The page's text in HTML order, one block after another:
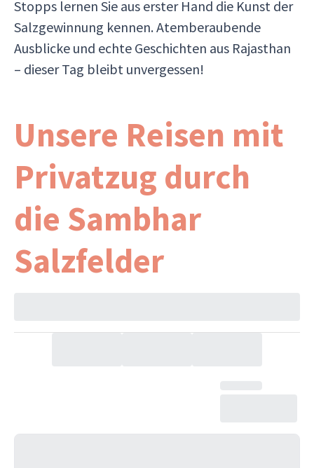
Stopps lernen Sie aus erster Hand die Kunst der
Salzgewinnung kennen. Atemberaubende
Ausblicke und echte Geschichten aus Rajasthan
– dieser Tag bleibt unvergessen!
Unsere Reisen mit
Privatzug durch
die Sambhar
Salzfelder